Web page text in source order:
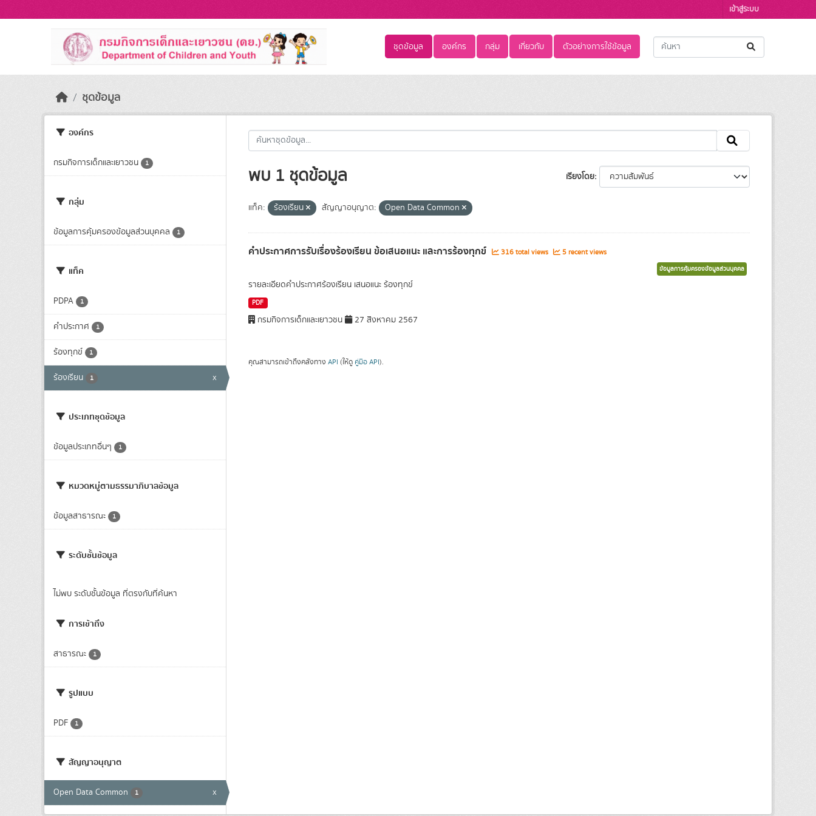
เข้าสู่ระบบ
ชุดข้อมูล องค์กร กลุ่ม เกี่ยวกับ ตัวอย่างการใช้ข้อมูล
ชุดข้อมูล
องค์กร
กรมกิจการเด็กและเยาวชน 1
กลุ่ม
ข้อมูลการคุ้มครองข้อมูลส่วนบุคคล 1
แท็ค
PDPA 1
คำประกาศ 1
ร้องทุกข์ 1
ร้องเรียน 1 x
ประเภทชุดข้อมูล
ข้อมูลประเภทอื่นๆ 1
หมวดหมู่ตามธรรมาภิบาลข้อมูล
ข้อมูลสาธารณะ 1
ระดับชั้นข้อมูล
ไม่พบ ระดับชั้นข้อมูล ที่ตรงกับที่ค้นหา
การเข้าถึง
สาธารณะ 1
รูปแบบ
PDF 1
สัญญาอนุญาต
Open Data Common 1 x
เรียงโดย
พบ 1 ชุดข้อมูล
แท็ค: ร้องเรียน สัญญาอนุญาต: Open Data Common
คำประกาศการรับเรื่องร้องเรียน ข้อเสนอแนะ และการร้องทุกข 316 total views 5 recent views
ข้อมูลการคุ้มครองข้อมูลส่วนบุคคล
รายละเอียดคำประกาศร้องเรียน เสนอแนะ ร้องทุกข์
PDF
กรมกิจการเด็กและเยาวชน 27 สิงหาคม 2567
คุณสามารถเข้าถึงคลังทาง API (ให้ดู คู่มือ API).